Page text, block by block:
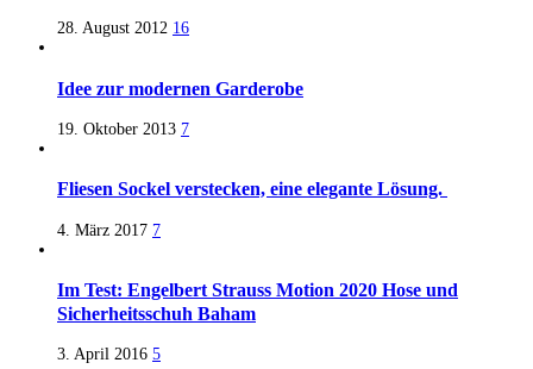
28. August 2012 16
Idee zur modernen Garderobe
19. Oktober 2013 7
Fliesen Sockel verstecken, eine elegante Lösung.
4. März 2017 7
Im Test: Engelbert Strauss Motion 2020 Hose und
Sicherheitsschuh Baham
3. April 2016 5